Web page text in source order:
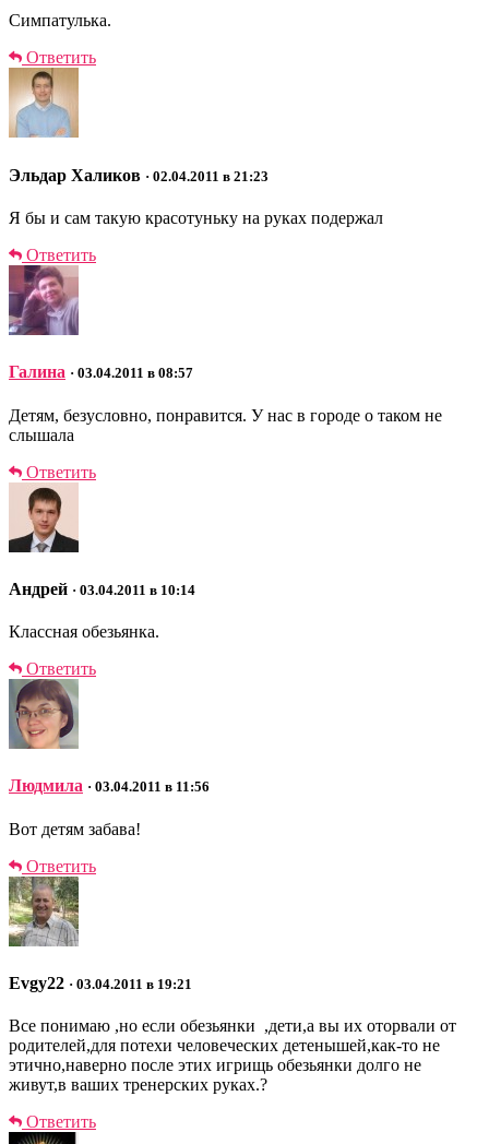
Симпатулька.
Ответить
Эльдар Халиков · 02.04.2011 в 21:23
Я бы и сам такую красотуньку на руках подержал
Ответить
Галина · 03.04.2011 в 08:57
Детям, безусловно, понравится. У нас в городе о таком не
слышала
Ответить
Андрей · 03.04.2011 в 10:14
Классная обезьянка.
Ответить
Людмила · 03.04.2011 в 11:56
Вот детям забава!
Ответить
Evgy22 · 03.04.2011 в 19:21
Все понимаю ,но если обезьянки ,дети,а вы их оторвали от
родителей,для потехи человеческих детенышей,как-то не
этично,наверно после этих игрищь обезьянки долго не
живут,в ваших тренерских руках.?
Ответить